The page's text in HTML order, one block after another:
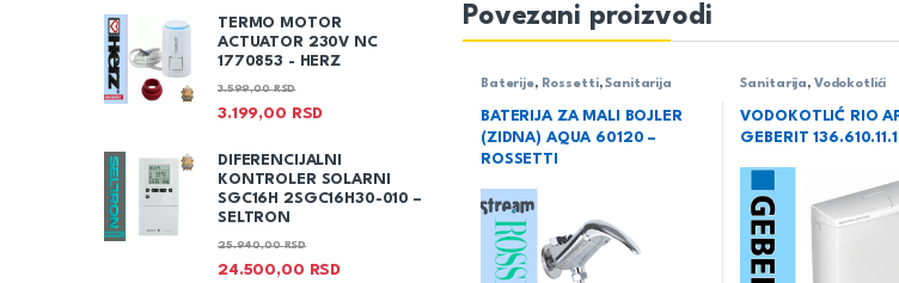
Povezani proizvodi
Baterije, Rossetti,Sanitarija
BATERIJA ZA MALI BOJLER
(ZIDNA) AQUA 60120 –
ROSSETTI
Sanitarija, Vodokotlići
VODOKOTLIĆ RIO
GEBERIT 136.610.11.1
TERMO MOTOR
ACTUATOR 230V NC
1770853 - HERZ
3.199,00 RSD
3.599,00RSD
DIFERENCIJALNI
KONTROLER SOLARNI
SGC16H 2SGC16H30-010 –
SELTRON
24.500,00 RSD
25.940,00RSD